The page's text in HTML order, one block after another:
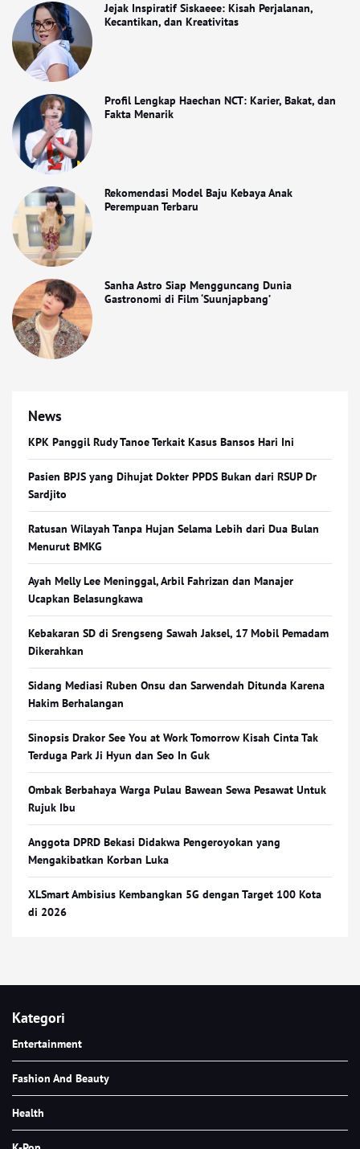
Jejak Inspiratif Siskaeee: Kisah Perjalanan,
Kecantikan, dan Kreativitas
Profil Lengkap Haechan NCT: Karier, Bakat, dan
Fakta Menarik
Rekomendasi Model Baju Kebaya Anak
Perempuan Terbaru
Sanha Astro Siap Mengguncang Dunia
Gastronomi di Film ‘Suunjapbang’
News
KPK Panggil Rudy Tanoe Terkait Kasus Bansos Hari Ini
Pasien BPJS yang Dihujat Dokter PPDS Bukan dari RSUP Dr
Sardjito
Ratusan Wilayah Tanpa Hujan Selama Lebih dari Dua Bulan
Menurut BMKG
Ayah Melly Lee Meninggal, Arbil Fahrizan dan Manajer
Ucapkan Belasungkawa
Kebakaran SD di Srengseng Sawah Jaksel, 17 Mobil Pemadam
Dikerahkan
Sidang Mediasi Ruben Onsu dan Sarwendah Ditunda Karena
Hakim Berhalangan
Sinopsis Drakor See You at Work Tomorrow Kisah Cinta Tak
Terduga Park Ji Hyun dan Seo In Guk
Ombak Berbahaya Warga Pulau Bawean Sewa Pesawat Untuk
Rujuk Ibu
Anggota DPRD Bekasi Didakwa Pengeroyokan yang
Mengakibatkan Korban Luka
XLSmart Ambisius Kembangkan 5G dengan Target 100 Kota
di 2026
Kategori
Entertainment
Fashion And Beauty
Health